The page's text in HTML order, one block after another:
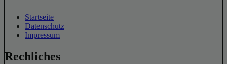
Startseite
Datenschutz
Impressum
Rechliches